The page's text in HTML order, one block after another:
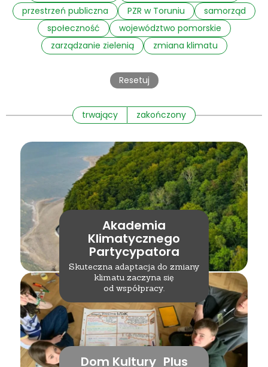
przestrzeń publiczna
PZR w Toruniu
samorząd
społeczność
województwo pomorskie
zarządzanie zielenią
zmiana klimatu
Resetuj
trwający zakończony
Akademia
Klimatycznego
Partycypatora
Skuteczna adaptacja do zmiany
klimatu zaczyna się
od współpracy.
Dom Kultury Plus